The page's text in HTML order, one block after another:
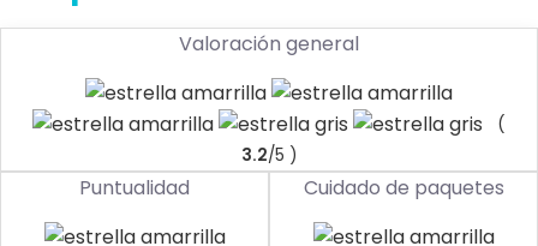
Valoración general
(
3.2/5 )
Puntualidad Cuidado de paquetes